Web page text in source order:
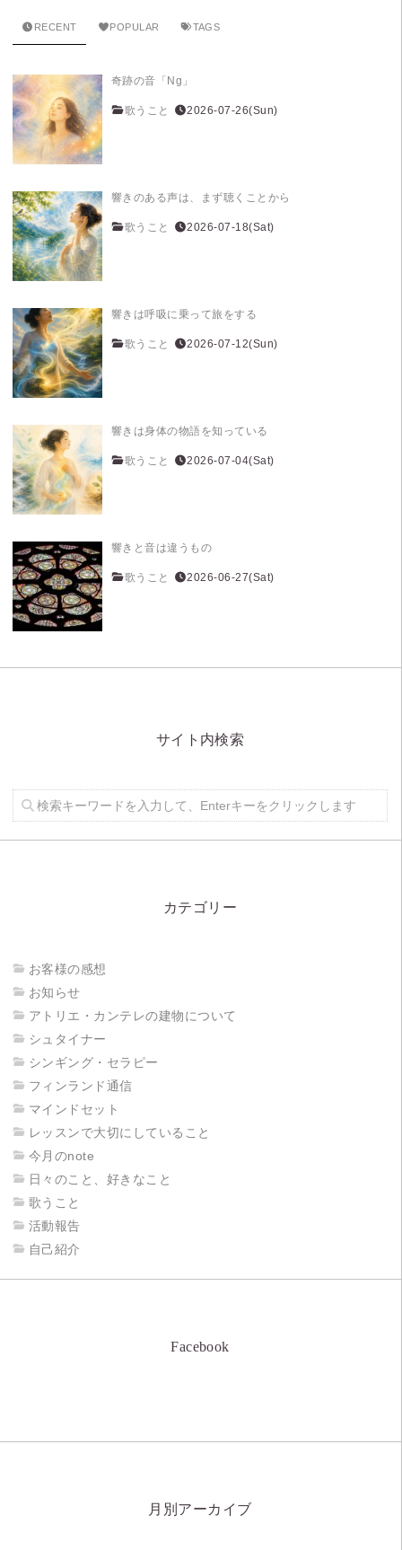
RECENT POPULAR TAGS
奇跡の音「Ng」
歌うこと 2026-07-26(Sun)
響きのある声は、まず聴くことから
歌うこと 2026-07-18(Sat)
響きは呼吸に乗って旅をする
歌うこと 2026-07-12(Sun)
響きは身体の物語を知っている
歌うこと 2026-07-04(Sat)
響きと音は違うもの
歌うこと 2026-06-27(Sat)
サイト内検索
カテゴリー
お客様の感想
お知らせ
アトリエ・カンテレの建物について
シュタイナー
シンギング・セラピー
フィンランド通信
マインドセット
レッスンで大切にしていること
今月のnote
日々のこと、好きなこと
歌うこと
活動報告
自己紹介
Facebook
月別アーカイブ